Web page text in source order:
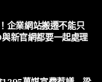
企業網站搬遷不能只
新官網都要一起處理